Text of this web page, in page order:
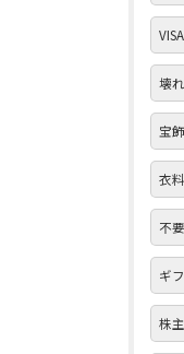
VISA
壊
宝
衣
不
ギ
株